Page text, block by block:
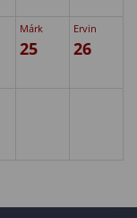
Márk
25
Ervin
26